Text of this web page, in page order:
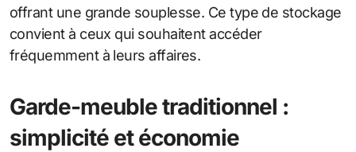
offrant une grande souplesse. Ce type de stockage
convient à ceux qui souhaitent accéder
fréquemment à leurs affaires.
Garde-meuble traditionnel :
simplicité et économie